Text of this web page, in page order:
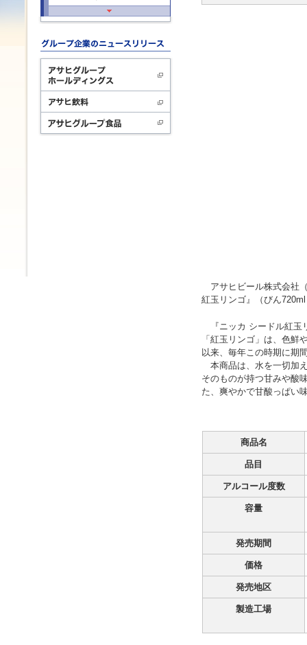
アサヒビール株式会社
紅玉リンゴ』（びん
『ニッカ シードル紅玉
「紅玉リンゴ」は、色鮮
以来、毎年この時期に期
本商品は、水を一切加
そのものが持つ甘みや酸
た、爽やかで甘酸っぱい
商品名
品目
アルコール度数
容量
発売期間
価格
発売地区
製造工場